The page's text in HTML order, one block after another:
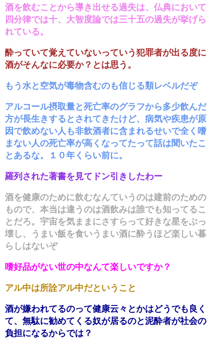
酒を飲むことから導き出せる過失は、仏典において
四分律では十、大智度論では三十五の過失が挙げら
れている。
酔っていて覚えていないっていう犯罪者が出る度に
酒がそんなに必要か？とは思う。
もう水と空気が毒物含むのも信じる類レベルだぞ
アルコール摂取量と死亡率のグラフから多少飲んだ
方が長生きするとされてきたけど、病気や疾患が原
因で飲めない人も非飲酒者に含まれるせいで全く嗜
まない人の死亡率が高くなってたって話は聞いたこ
とあるな。１０年くらい前に。
羅列された著書を見てドン引きしたわー
酒を健康のために飲むなんていうのは建前のための
もので、本当は違うのは酒飲みは誰でも知ってるこ
とだろ。宇宙を気ままにさすらって好きな星をぶっ
壊し、うまい飯を食いうまい酒に酔うほど楽しい暮
らしはないぞ
嗜好品がない世の中なんて楽しいですか？
アル中は所詮アル中だということ
酒が嫌われてるのって健康云々とかはどうでも良く
て、無駄に勧めてくる奴が居るのと泥酔者が社会の
負担になるからでは？